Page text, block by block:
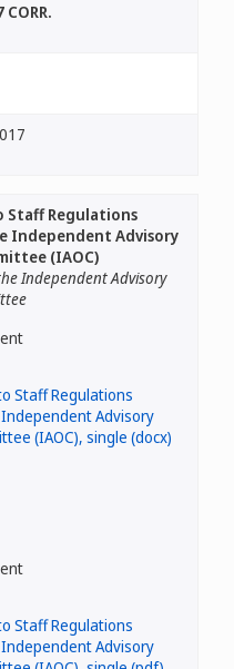
Staff Regulations
Independent Advisory
(IAOC)
Independent Advisory